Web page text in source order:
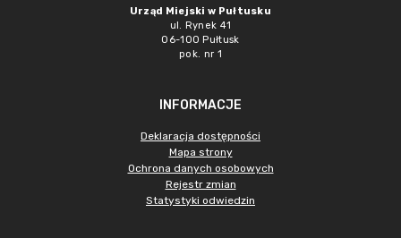
Urząd Miejski w Pułtusku
ul. Rynek 41
06-100 Pułtusk
pok. nr 1
INFORMACJE
Deklaracja dostępności
Mapa strony
Ochrona danych osobowych
Rejestr zmian
Statystyki odwiedzin